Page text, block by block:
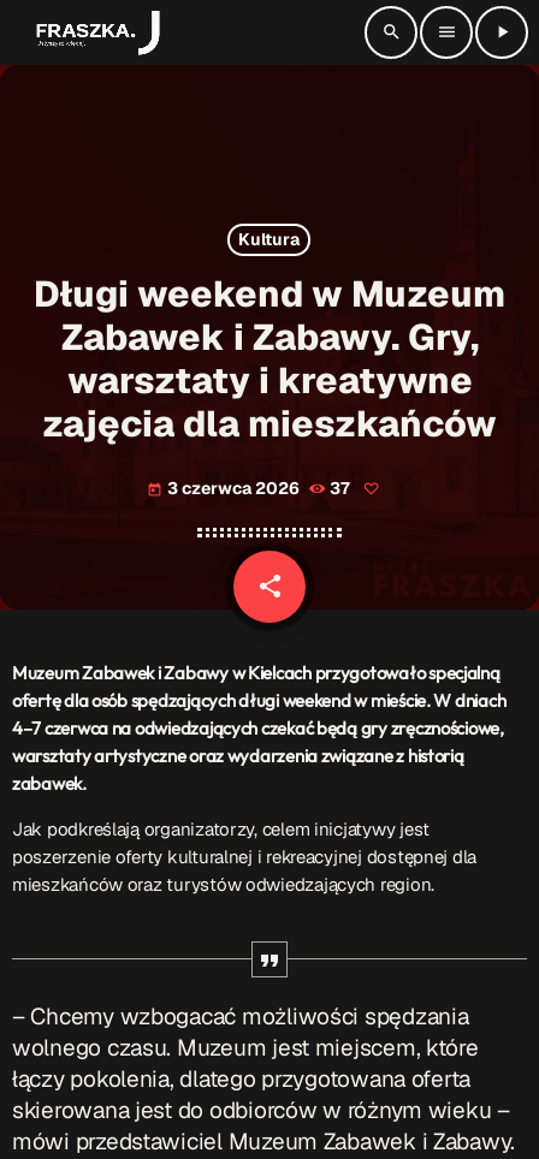
search menu
play_arrow
Strona główna
Informacje keyboard_arrow_down
Aktualności
EKIPA
Rekrutacja Fraszka
Podcasty
Przydatne linki
Strona UJK
Punkt Interwencji Kryzysowej
Przydatne informacje
Kultura
Długi weekend w Muzeum
Zabawek i Zabawy. Gry,
warsztaty i kreatywne
zajęcia dla mieszkańców
today 3 czerwca 2026 37
share
email
Muzeum Zabawek i Zabawy w Kielcach przygotowało specjalną
ofertę dla osób spędzających długi weekend w mieście. W dniach
4–7 czerwca na odwiedzających czekać będą gry zręcznościowe,
warsztaty artystyczne oraz wydarzenia związane z historią
zabawek.
Jak podkreślają organizatorzy, celem inicjatywy jest
poszerzenie oferty kulturalnej i rekreacyjnej dostępnej dla
mieszkańców oraz turystów odwiedzających region.
– Chcemy wzbogacać możliwości spędzania
wolnego czasu. Muzeum jest miejscem, które
łączy pokolenia, dlatego przygotowana oferta
skierowana jest do odbiorców w różnym wieku –
mówi przedstawiciel Muzeum Zabawek i Zabawy.